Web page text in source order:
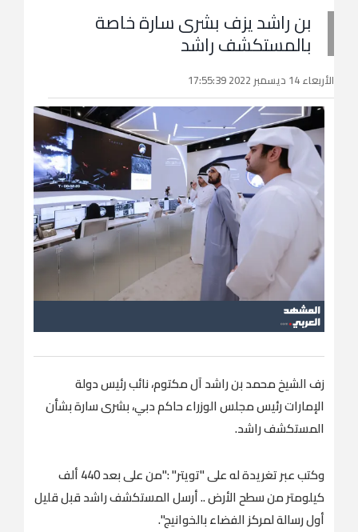
بن راشد يزف بشرى سارة خاصة
بالمستكشف راشد
الأربعاء 14 ديسمبر 2022 17:55:39
زف الشيخ محمد بن راشد آل مكتوم، نائب رئيس دولة
الإمارات رئيس مجلس الوزراء حاكم دبي، بشرى سارة بشأن
المستكشف راشد.
وكتب عبر تغريدة له على "تويتر" :"من على بعد 440 ألف
كيلومتر من سطح الأرض .. أرسل المستكشف راشد قبل قليل
أول رسالة لمركز الفضاء بالخوانيج".